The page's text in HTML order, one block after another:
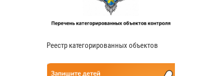
Реестр категорированных объектов